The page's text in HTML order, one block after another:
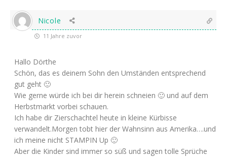
Nicole
11 Jahre zuvor
Hallo Dörthe
Schön, das es deinem Sohn den Umständen entsprechend
gut geht 🙂
Wie gerne würde ich bei dir herein schneien 🙂 und auf dem
Herbstmarkt vorbei schauen.
Ich habe dir Zierschachtel heute in kleine Kürbisse
verwandelt.Morgen tobt hier der Wahnsinn aus Amerika….und
ich meine nicht STAMPIN Up 🙂
Aber die Kinder sind immer so süß und sagen tolle Sprüche